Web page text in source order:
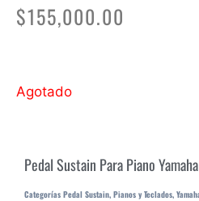
$155,000.00
Agotado
Pedal Sustain Para Piano
Categorías Pedal Sustain, Pianos y Teclados,